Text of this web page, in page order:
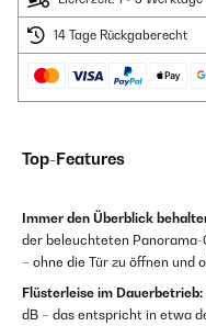
14 Tage Rückgaberecht
Top-Features
Immer den Überblick
der beleuchteten
– ohne die Tür zu öffnen und
Flüsterleise im Dauerbetrieb:
dB – das entspricht in etwa